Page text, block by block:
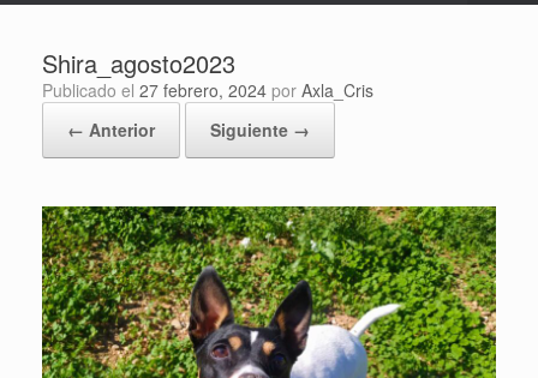
Shira_agosto2023
Publicado el 27 febrero, 2024 por Axla_Cris
← Anterior
Siguiente →